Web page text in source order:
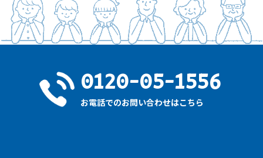
0120-05-1556
お電話でのお問い合わせはこちら